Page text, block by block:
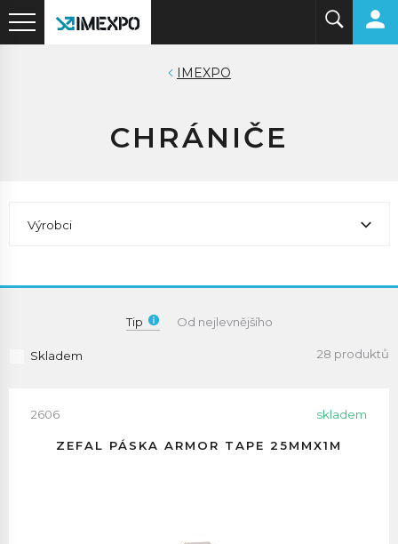
IMEXPO
CHRÁNIČE
Výrobci
Tip Od nejlevnějšího
Skladem 28 produktů
2606 skladem
ZEFAL PÁSKA ARMOR TAPE 25MMX1M